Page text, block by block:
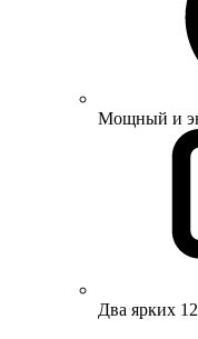
Мощный и
Два ярких